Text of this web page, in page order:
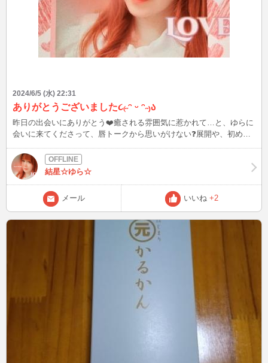
2024/6/5 (水) 22:31
ありがとうございました૮₍˶ᵔ ᵕ ᵔ˶₎ა
昨日の出会いにありがとう❤️癒される雰囲気に惹かれて…と、ゆらに
会いに来てくださって、唇トークから思いがけない❓️展開や、初めて
したいなっ💓また会えるの楽しみにしてるね ⸜(*ˊᵕˋ*)⸝‬
結星☆ゆら☆
メール いいね +2